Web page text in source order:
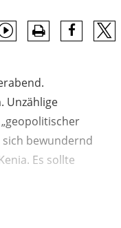
Unzählige
sich bewundernd
Es sollte